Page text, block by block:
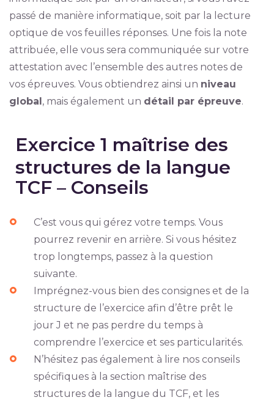
passé de manière informatique, soit par la lecture
optique de vos feuilles réponses. Une fois la note
attribuée, elle vous sera communiquée sur votre
attestation avec l’ensemble des autres notes de
vos épreuves. Vous obtiendrez ainsi un niveau
global, mais également un détail par épreuve.
Exercice 1 maîtrise des
structures de la langue
TCF – Conseils
C’est vous qui gérez votre temps. Vous
pourrez revenir en arrière. Si vous hésitez
trop longtemps, passez à la question
suivante.
Imprégnez-vous bien des consignes et de la
structure de l’exercice afin d’être prêt le
jour J et ne pas perdre du temps à
comprendre l’exercice et ses particularités.
N’hésitez pas également à lire nos conseils
spécifiques à la section maîtrise des
structures de la langue du TCF, et les